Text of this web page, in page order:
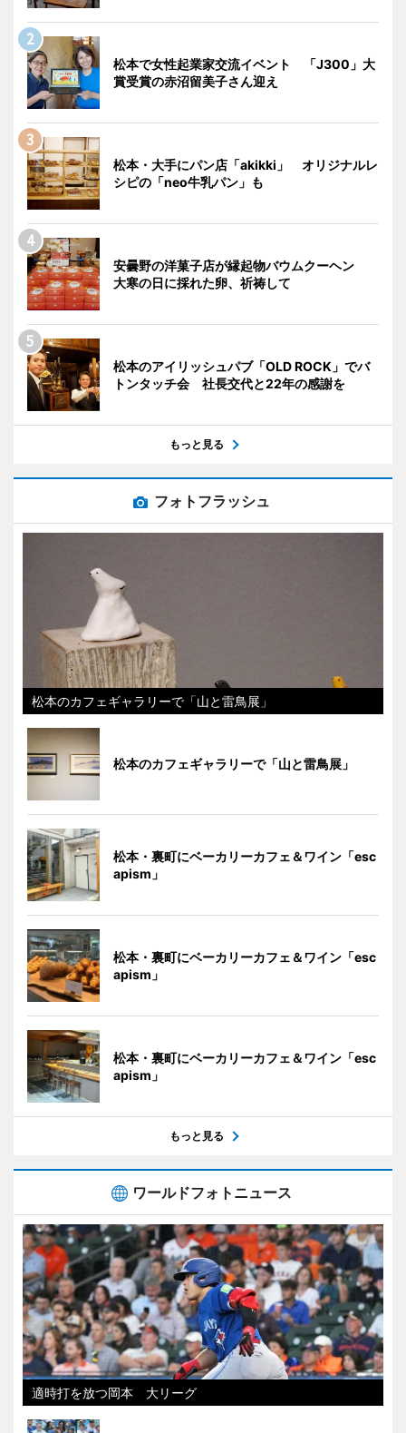
松本で女性起業家交流イベント 「J300」大
賞受賞の赤沼留美子さん迎え
松本・大手にパン店「akikki」 オリジナルレ
シピの「neo牛乳パン」も
安曇野の洋菓子店が縁起物バウムクーヘン
大寒の日に採れた卵、祈祷して
松本のアイリッシュパブ「OLD ROCK」でバ
トンタッチ会 社長交代と22年の感謝を
もっと見る
フォトフラッシュ
松本のカフェギャラリーで「山と雷鳥展」
松本のカフェギャラリーで「山と雷鳥展」
松本・裏町にベーカリーカフェ＆ワイン「esc
apism」
松本・裏町にベーカリーカフェ＆ワイン「esc
apism」
松本・裏町にベーカリーカフェ＆ワイン「esc
apism」
もっと見る
ワールドフォトニュース
適時打を放つ岡本 大リーグ